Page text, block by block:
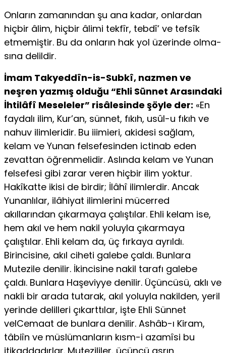
Onların zamanından şu ana kadar, onlardan
hiçbir âlim, hiçbir âlimi tekfîr, tebdî’ ve tefsîk
etmemiştir. Bu da onların hak yol üzerinde olma­
sına delildir.
İmam Takyeddîn-is-Subkî, nazmen ve
neşren yazmış olduğu “Ehli Sünnet Arasındaki
İhtilâfî Meseleler” risâlesinde şöyle der: «En
faydalı ilim, Kur’an, sünnet, fıkıh, usûl-u fıkıh ve
nahuv ilimleridir. Bu iiimieri, akidesi sağlam,
kelam ve Yunan felsefesinden ictinab eden
zevattan öğrenmelidir. Aslında kelam ve Yunan
felsefesi gibi zarar veren hiçbir ilim yoktur.
Hakîkatte ikisi de birdir; İlâhî ilimlerdir. Ancak
Yunanlılar, ilâhiyat ilimlerini mücerred
akıllarından çıkarmaya çalıştılar. Ehli kelam ise,
hem akıl ve hem nakil yoluyla çıkarmaya
çalıştılar. Ehli kelam da, üç fırkaya ayrıldı.
Birincisine, akıl ciheti galebe çaldı. Bunlara
Mutezile de­nilir. İkincisine nakil tarafı galebe
çaldı. Bunlara Haşeviyye denilir. Üçün­cüsü, aklı ve
nakli bir arada tutarak, akıl yoluyla nakilden, yeril
yerinde delilleri çıkarttılar, işte Ehli Sünnet
velCemaat de bunlara denilir. Ashâb-ı Kiram,
tâbiîn ve müslümanların kısm-i azamîsi bu